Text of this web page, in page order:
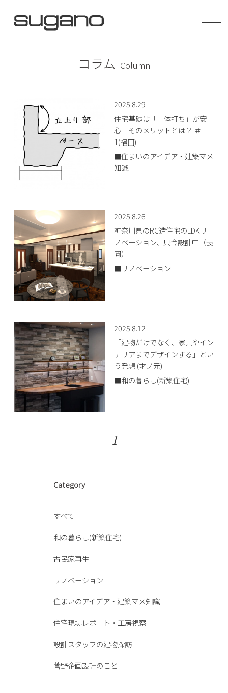
コラム Column
2025.8.29
住宅基礎は「一体打ち」が安
心 そのメリットとは？ ＃
1(福田)
■住まいのアイデア・建築マメ
知識
2025.8.26
神奈川県のRC造住宅のLDKリ
ノベーション、只今設計中（長
岡）
■リノベーション
2025.8.12
「建物だけでなく、家具やイン
テリアまでデザインする」とい
う発想 (才ノ元)
■和の暮らし(新築住宅)
1
Category
すべて
和の暮らし(新築住宅)
古民家再生
リノベーション
住まいのアイデア・建築マメ知識
住宅現場レポート・工房視察
設計スタッフの建物探訪
菅野企画設計のこと